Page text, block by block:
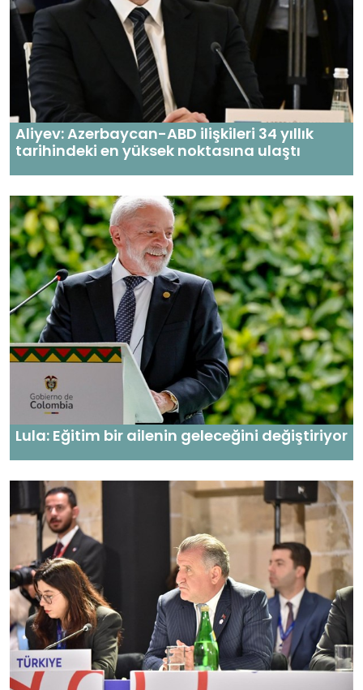
Aliyev: Azerbaycan-ABD ilişkileri 34 yıllık
tarihindeki en yüksek noktasına ulaştı
Lula: Eğitim bir ailenin geleceğini değiştiriyor